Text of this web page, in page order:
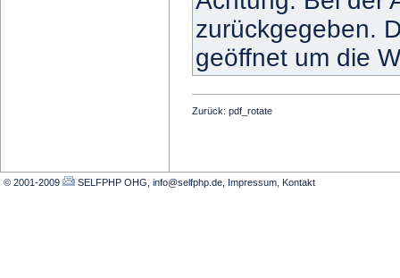
zurückgegeben.
geöffnet um die
Zurück: pdf_rotate
© 2001-2009 SELFPHP OHG, info@selfphp.de Impressum Kontakt